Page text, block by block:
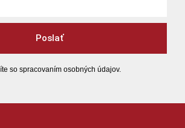
Poslať
so spracovaním osobných údajov.